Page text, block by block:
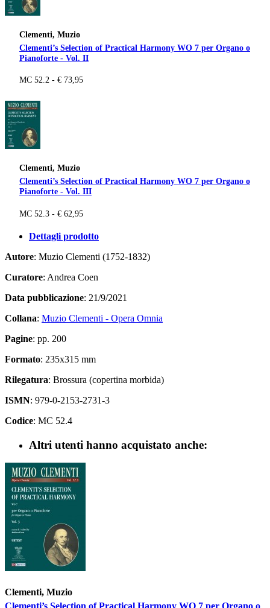
Clementi, Muzio
Clementi’s Selection of Practical Harmony WO 7 per Organo o
Pianoforte - Vol. II
MC 52.2 - € 73,95
Clementi, Muzio
Clementi’s Selection of Practical Harmony WO 7 per Organo o
Pianoforte - Vol. III
MC 52.3 - € 62,95
Dettagli prodotto
Autore: Muzio Clementi (1752-1832)
Curatore: Andrea Coen
Data pubblicazione: 21/9/2021
Collana: Muzio Clementi - Opera Omnia
Pagine: pp. 200
Formato: 235x315 mm
Rilegatura: Brossura (copertina morbida)
ISMN: 979-0-2153-2731-3
Codice: MC 52.4
Altri utenti hanno acquistato anche:
Clementi, Muzio
Clementi’s Selection of Practical Harmony WO 7 per Organo o